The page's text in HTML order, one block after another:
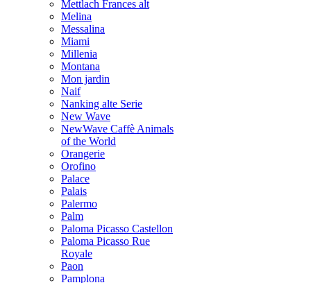
Mettlach Frances alt
Melina
Messalina
Miami
Millenia
Montana
Mon jardin
Naif
Nanking alte Serie
New Wave
NewWave Caffè Animals
of the World
Orangerie
Orofino
Palace
Palais
Palermo
Palm
Paloma Picasso Castellon
Paloma Picasso Rue
Royale
Paon
Pamplona